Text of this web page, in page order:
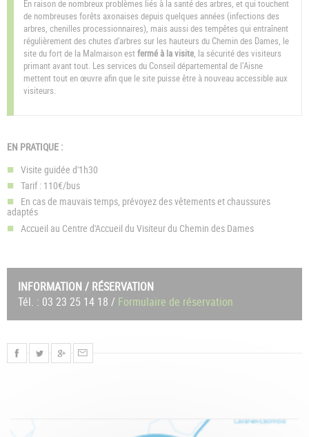
En raison de nombreux problèmes liés à la santé des arbres, et qui touchent
de nombreuses forêts axonaises depuis quelques années (infections des
arbres, chenilles processionnaires), mais aussi des tempêtes qui entraînent
régulièrement des chutes d'arbres sur les hauteurs du Chemin des Dames, le
site du fort de la Malmaison estfermé à la visite, la sécurité des visiteurs
primant avant tout. Les services du Conseil départemental de l’Aisne
mettent tout en œuvre afin que le site puisse être à nouveau accessible aux
visiteurs.
EN PRATIQUE :
Visite guidée d'1h30
Tarif : 110€/bus
En cas de mauvais temps, prévoyez des vêtements et chaussures
adaptés
Accueil au Centre d'Accueil du Visiteur du Chemin des Dames
INFORMATION / RÉSERVATION
Tél. : 03 23 25 14 18 / Formulaire de réservation